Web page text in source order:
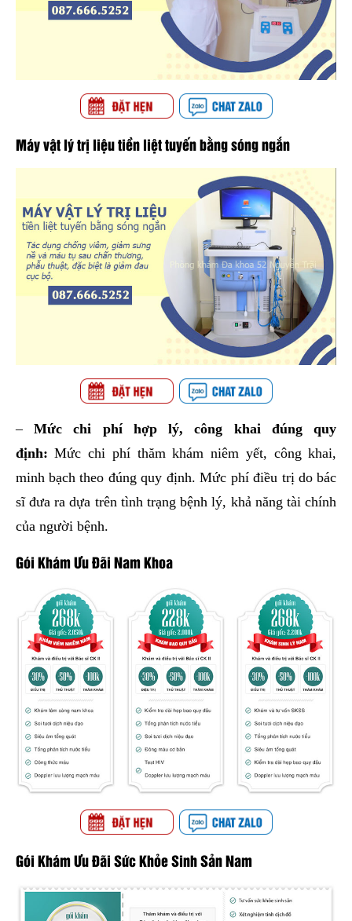
Máy vật lý trị liệu tiền liệt tuyến bằng sóng ngắn
–Mức chi phí hợp lý, công khai đúng quy
định:Mức chi phí thăm khám niêm yết, công khai,
minh bạch theo đúng quy định. Mức phí điều trị do bác
sĩ đưa ra dựa trên tình trạng bệnh lý, khả năng tài chính
của người bệnh.
Gói Khám Ưu Đãi Nam Khoa
Gói Khám Ưu Đãi Sức Khỏe Sinh Sản Nam